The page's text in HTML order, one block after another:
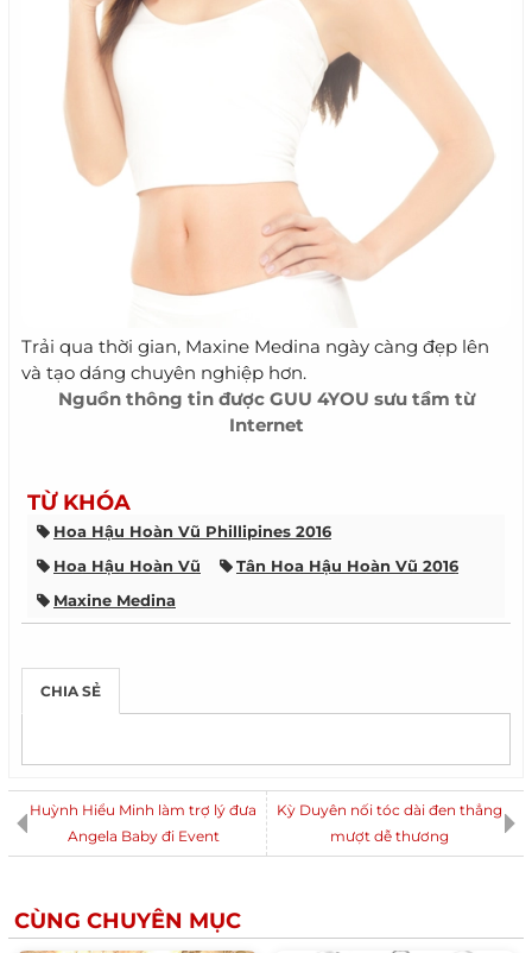
Trải qua thời gian, Maxine Medina ngày càng đẹp lên
và tạo dáng chuyên nghiệp hơn.
Nguồn thông tin được GUU 4YOU sưu tầm từ
Internet
TỪ KHÓA
Hoa Hậu Hoàn Vũ Phillipines 2016
Hoa Hậu Hoàn Vũ
Tân Hoa Hậu Hoàn Vũ 2016
Maxine Medina
CHIA SẺ
Huỳnh Hiểu Minh làm trợ lý đưa
Angela Baby đi Event
Kỳ Duyên nối tóc dài đen thẳng
mượt dễ thương
CÙNG CHUYÊN MỤC